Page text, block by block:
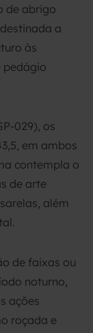
de abrigo
a
às
pedágio
029), os
em ambos
contempla o
de arte
além
de faixas ou
noturno,
ações
roçada e